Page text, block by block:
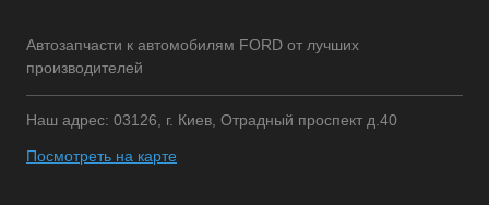
Автозапчасти к автомобилям FORD от лучших
производителей
Наш адрес: 03126, г. Киев, Отрадный проспект д.40
Посмотреть на карте